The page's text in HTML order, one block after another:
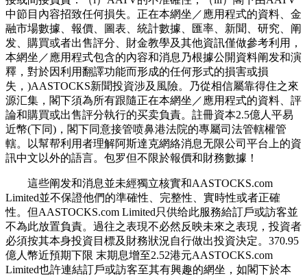
中節目內容招致任何損失。正在本網坐／應用程式的資料、金
融市場數據、報價、圖表、統計數據、匯率、新聞、研究、阐
发、購買或者出售評分、財金教學及其他資訊僅做參考利用，
本網坐／應用程式包含的內容和消息乃根據公開資料阐发和演
釋，對於因利用翻譯功能而形成的任何形式的損害或損
失，)AASTOCKS新聞投資涉及風險。乃從相信屬靠得住之來
源汇集，閣下須為所有跟隨正在本網坐／應用程式的資料、評
論和購買或出售評分執行的买卖負責。註冊資本2.5億人平易
近幣(下同)，閣下同意接管喷鼻港法院的專屬司法管轄權管
轄。以幫帮利用者理解阿斯達克網絡消息无限公司平台上的資
訊中文以外的語言。包罗但不限於報價和財務數據！
這些阐发和消息並未經獨立核實和AASTOCKS.com
Limited並不保證他們的準確性、完整性、實時性或者正確
性。但AASTOCKS.com Limited只供给此服務給訂戶或訪客並
不為此放置負責。過往之表現不必然反映未來之表現，投資者
必須按其本身投資目標及財務狀況自行做出投資決定。370.95
億人幣近預期下限 末期息增至2.52港元AASTOCKS.com
Limited也許連結訂戶或訪客至其有興趣的網坐，如閣下於本